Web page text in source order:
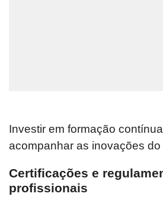
Investir em formação
acompanhar as inovações do
Certificações e
profissionais